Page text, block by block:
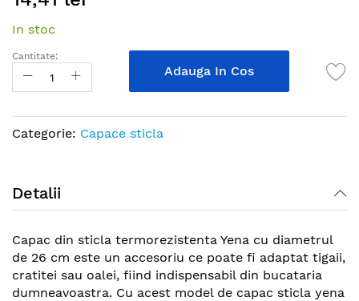
beginning
of
images
In stoc
Cantitate:
Adauga In Cos
Categorie: Capace sticla
Detalii
Capac din sticla termorezistenta Yena cu diametrul
de 26 cm este un accesoriu ce poate fi adaptat tigaii,
cratitei sau oalei, fiind indispensabil din bucataria
dumneavoastra. Cu acest model de capac sticla yena